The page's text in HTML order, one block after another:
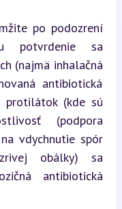
po podozrení
potvrdenie sa
(najmä inhalačná
antibiotická
protilátok (kde sú
(podpora
vdychnutie spór
obálky) sa
antibiotická